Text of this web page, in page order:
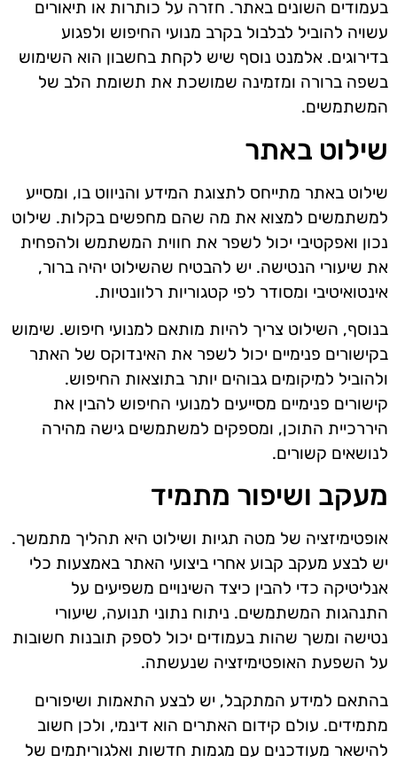
בעמודים השונים באתר. חזרה על כותרות או תיאורים
עשויה להוביל לבלבול בקרב מנועי החיפוש ולפגוע
בדירוגים. אלמנט נוסף שיש לקחת בחשבון הוא השימוש
בשפה ברורה ומזמינה שמושכת את תשומת הלב של
המשתמשים.
שילוט באתר
שילוט באתר מתייחס לתצוגת המידע והניווט בו, ומסייע
למשתמשים למצוא את מה שהם מחפשים בקלות. שילוט
נכון ואפקטיבי יכול לשפר את חווית המשתמש ולהפחית
את שיעורי הנטישה. יש להבטיח שהשילוט יהיה ברור,
אינטואיטיבי ומסודר לפי קטגוריות רלוונטיות.
בנוסף, השילוט צריך להיות מותאם למנועי חיפוש. שימוש
בקישורים פנימיים יכול לשפר את האינדוקס של האתר
ולהוביל למיקומים גבוהים יותר בתוצאות החיפוש.
קישורים פנימיים מסייעים למנועי החיפוש להבין את
היררכיית התוכן, ומספקים למשתמשים גישה מהירה
לנושאים קשורים.
מעקב ושיפור מתמיד
אופטימיזציה של מטה תגיות ושילוט היא תהליך מתמשך.
יש לבצע מעקב קבוע אחרי ביצועי האתר באמצעות כלי
אנליטיקה כדי להבין כיצד השינויים משפיעים על
התנהגות המשתמשים. ניתוח נתוני תנועה, שיעורי
נטישה ומשך שהות בעמודים יכול לספק תובנות חשובות
על השפעת האופטימיזציה שנעשתה.
בהתאם למידע המתקבל, יש לבצע התאמות ושיפורים
מתמידים. עולם קידום האתרים הוא דינמי, ולכן חשוב
להישאר מעודכנים עם מגמות חדשות ואלגוריתמים של